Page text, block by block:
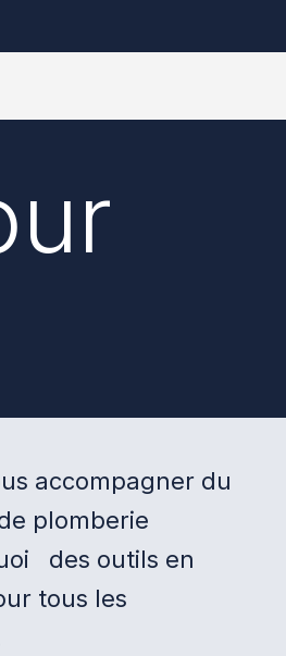
accompagner du
plomberie
des outils en
tous les